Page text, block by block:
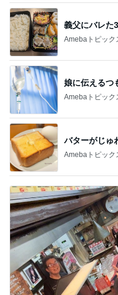
義父にバレた
Amebaトピック
娘に伝えるつ
Amebaトピック
バターがじゅ
Amebaトピック